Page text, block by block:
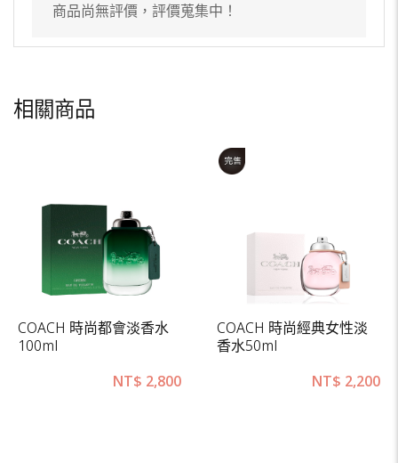
商品尚無評價，評價蒐集中！
相關商品
COACH 時尚都會淡香水
100ml
NT$ 2,800
COACH 時尚經典女性淡
香水50ml
NT$ 2,200